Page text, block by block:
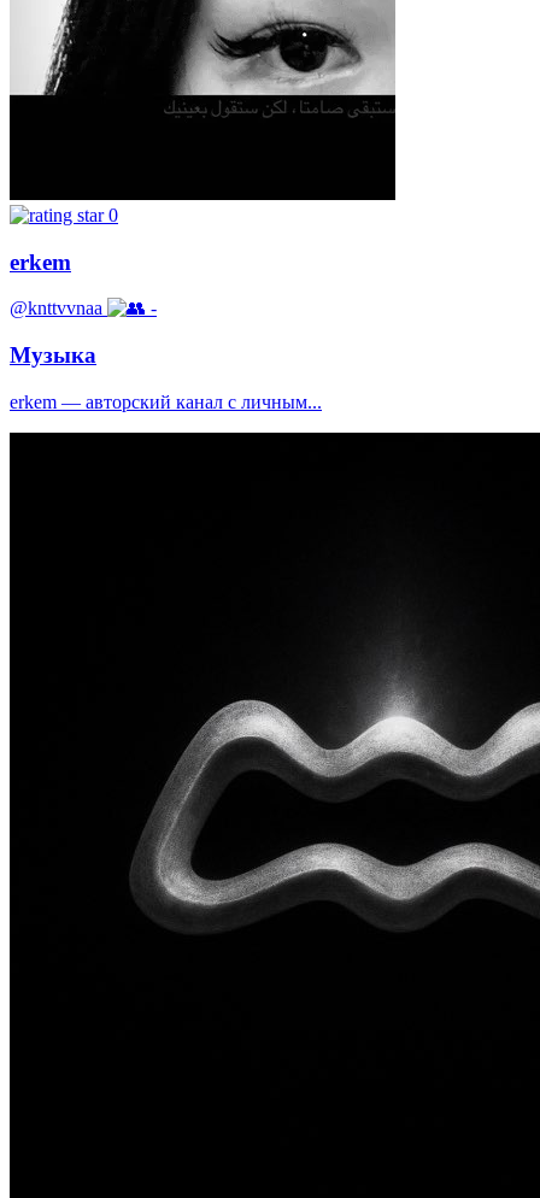
0
erkem
@knttvvnaa -
Музыка
erkem — авторский канал с личным...